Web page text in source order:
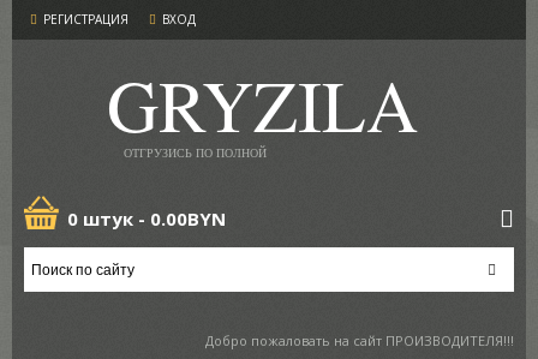
РЕГИСТРАЦИЯ ВХОД
GRYZILA
ОТГРУЗИСЬ ПО ПОЛНОЙ
0 штук - 0.00BYN
Добро пожаловать на сайт ПРОИЗВОДИТЕЛЯ!!!